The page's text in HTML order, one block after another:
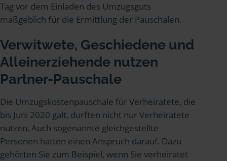
Tag vor dem Einladen des Umzugsguts
maßgeblich für die Ermittlung der Pauschalen.
Verwitwete, Geschiedene und
Alleinerziehende nutzen
Partner-Pauschale
Die Umzugskostenpauschale für Verheiratete, die
bis Juni 2020 galt, durften nicht nur Verheiratete
nutzen. Auch sogenannte gleichgestellte
Personen hatten einen Anspruch darauf. Dazu
gehörten Sie zum Beispiel, wenn Sie verheiratet